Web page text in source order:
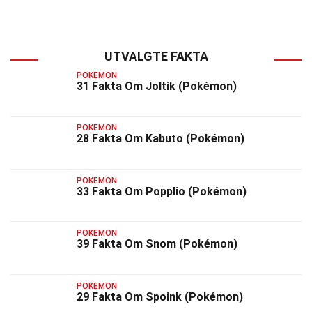
UTVALGTE FAKTA
POKEMON
31 Fakta Om Joltik (Pokémon)
POKEMON
28 Fakta Om Kabuto (Pokémon)
POKEMON
33 Fakta Om Popplio (Pokémon)
POKEMON
39 Fakta Om Snom (Pokémon)
POKEMON
29 Fakta Om Spoink (Pokémon)